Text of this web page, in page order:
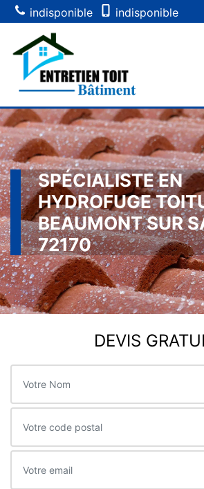
indisponible indisponible
SPÉCIALISTE EN
HYDROFUGE
BEAUMONT SUR
72170
DEVIS